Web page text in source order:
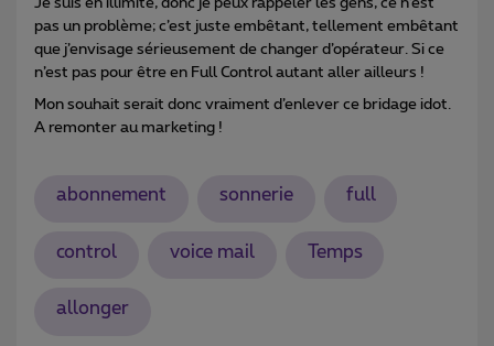
pas un problème; c’est juste embêtant, tellement embêtant
que j’envisage sérieusement de changer d’opérateur. Si ce
n’est pas pour être en Full Control autant aller ailleurs !
Mon souhait serait donc vraiment d’enlever ce bridage idot.
A remonter au marketing !
abonnement sonnerie full
control voice mail Temps
allonger